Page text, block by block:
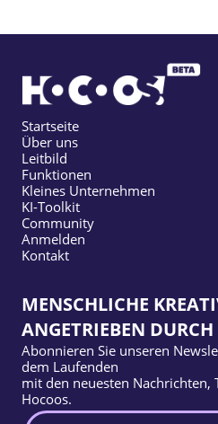
Startseite
Über uns
Leitbild
Funktionen
Kleines Unternehmen
KI-Toolkit
Community
Anmelden
Kontakt
MENSCHLICHE
ANGETRIEBEN
Abonnieren Sie unseren
dem Laufenden
mit den neuesten Nachrichten,
Hocoos.